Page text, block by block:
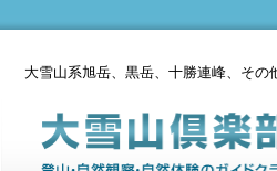
大雪山系旭岳、黒岳、十勝連峰、そ